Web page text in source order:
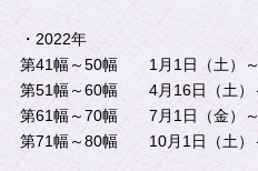
・2022年
第41幅～50幅 1月1日（土）～
第51幅～60幅 4月16日（土）
第61幅～70幅 7月1日（金）～
第71幅～80幅 10月1日（土）